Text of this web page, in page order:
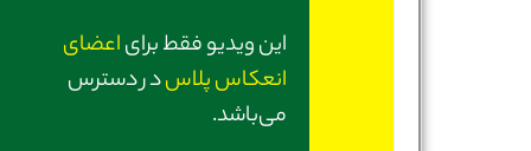
این ویدیو فقط برایاعضای
انعکاس پلاسدر دسترس
می‌باشد.